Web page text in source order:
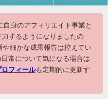
身のアフィリエイト事業と
するようになりましたの
細かな成果報告は控えてい
常について気になる場合は
ロフィールも定期的に更新す